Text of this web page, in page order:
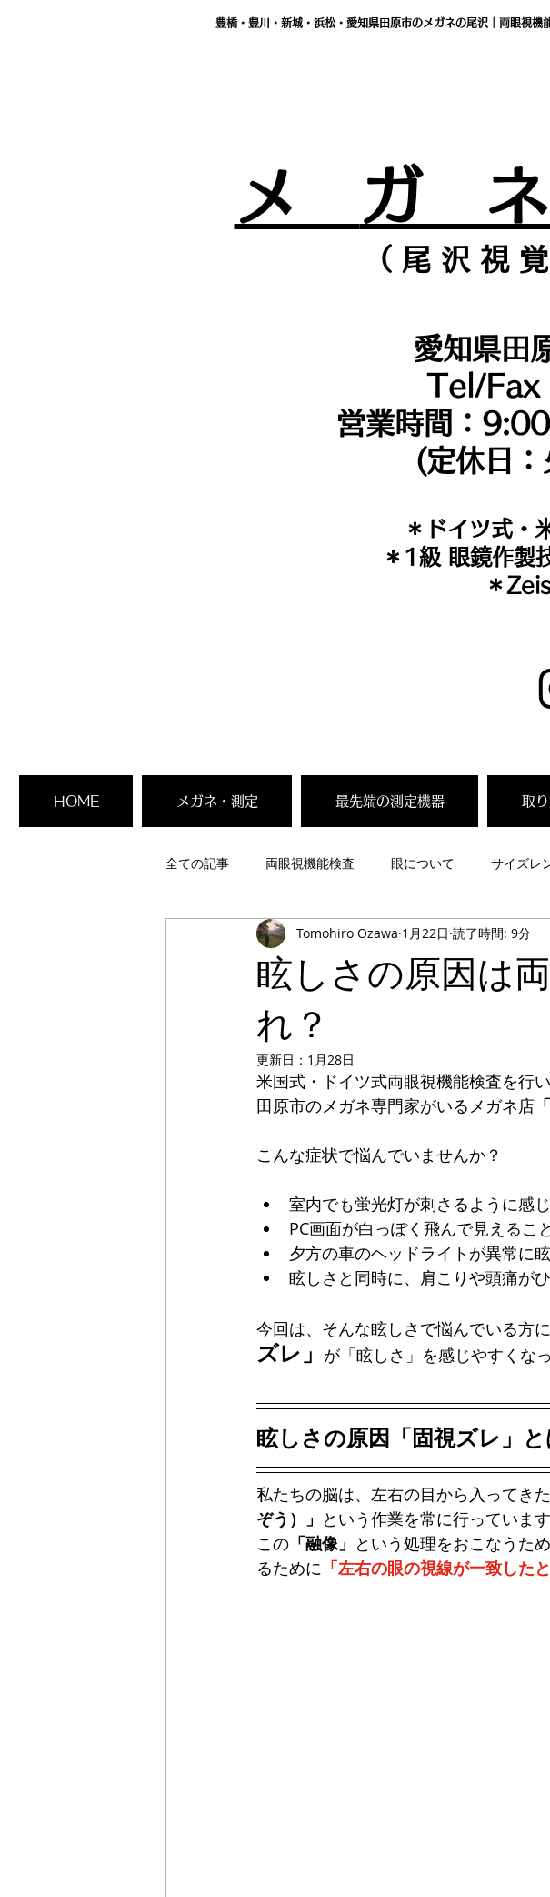
豊橋・豊川・新城・浜松・愛知県田原市のメガネの尾沢｜両眼視
メ ガ
（ 尾 沢 視
愛知県田
Tel/
営業時間：
(定休日
＊​ドイツ式・
＊1級 眼鏡作
＊
HOME メガネ・測定 最先端の測定機器 取
全ての記事 両眼視機能検査 眼について サイズレ
不同視メガネ 偏頭痛光過敏症対策メガネ Zeissレ
ビジョントレーニング
疲れ目緩和メガネ 白内障術後メガネ ヨークトプ
偏光レンズ 調光レンズ Mr.Gentleman EyeWear
Einklair omodok トマトグラッシーズ
眩しさの原因は
れ？
Tomohiro Ozawa 1月22日 読了時間: 9分
更新日： 1月28日
米国式・ドイツ式両眼視機能検査を行
田原市のメガネ専門家がいるメガネ店
こんな症状で悩んでいませんか？
室内でも蛍光灯が刺さるように感
PC画面が白っぽく飛んで見えるこ
夕方の車のヘッドライトが異常に
眩しさと同時に、肩こりや頭痛が
今回は、そんな眩しさで悩んでいる方
ズレ」 が「眩しさ」を感じやすくな
眩しさの原因「固視ズレ」と
私たちの脳は、左右の目から入ってき
ぞう）」 という作業を常に行っています
この 「融像」 という処理をおこなうた
るために 「左右の眼の視線が一致した